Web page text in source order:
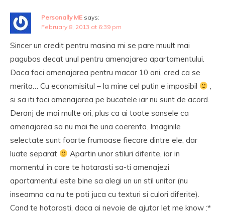
Personally ME says:
February 8, 2013 at 6:39 pm
Sincer un credit pentru masina mi se pare muult mai
pagubos decat unul pentru amenajarea apartamentului.
Daca faci amenajarea pentru macar 10 ani, cred ca se
merita… Cu economisitul – la mine cel putin e imposibil
,
si sa iti faci amenajarea pe bucatele iar nu sunt de acord.
Deranj de mai multe ori, plus ca ai toate sansele ca
amenajarea sa nu mai fie una coerenta. Imaginile
selectate sunt foarte frumoase fiecare dintre ele, dar
luate separat
Apartin unor stiluri diferite, iar in
momentul in care te hotarasti sa-ti amenajezi
apartamentul este bine sa alegi un un stil unitar (nu
inseamna ca nu te poti juca cu texturi si culori diferite).
Cand te hotarasti, daca ai nevoie de ajutor let me know :*